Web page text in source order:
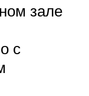
зале
с